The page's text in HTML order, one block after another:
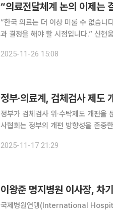
“의료전달체계 논의 이제는
“한국 의료는 더 이상 미룰 수 없습니
과 결정을 해야 할 시점입니다.” 신현웅 한국보건사회연구원 보건의료정책연구실장은 26일 서울
제도가 수도권 대형병원 쏠림과 지역
2025-11-26 15:08
정부·의료계, 검체검사 제
정부가 검체검사 위·수탁제도 개편을
사협회는 정부의 개편 방향성을 존중
리위원회 제3차 회의를 열었다고 밝
2025-11-17 21:29
이왕준 명지병원 이사장, 차
국제병원연맹(International